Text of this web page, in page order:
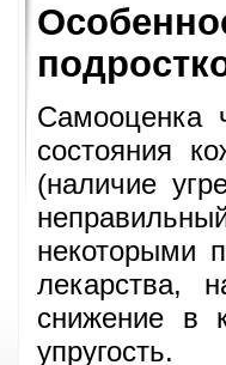
Самооценка
состояния
(наличие
некоторыми
лекарства,
снижение в
упругость.